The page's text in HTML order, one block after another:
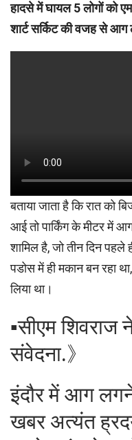
हादसे में घायल 5 लोगों को
शार्ट सर्किट की वजह से
बताया जाता है कि रात को
आई तो पार्किंग के मीटर में
शामिल है, जो तीन दिन पहले
पडोस में ही मकान बन रहा
लिया था।
▪︎सीएम शिवराज
संवेदना.》
इंदौर में आग
खबर अत्यंत